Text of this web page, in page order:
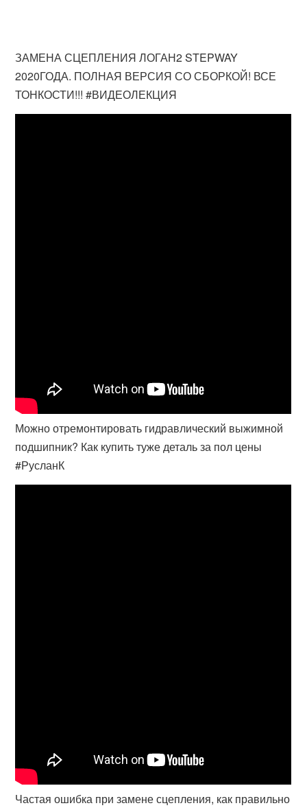
ЗАМЕНА СЦЕПЛЕНИЯ ЛОГАН2 STEPWAY
2020ГОДА. ПОЛНАЯ ВЕРСИЯ СО СБОРКОЙ! ВСЕ
ТОНКОСТИ!!! #ВИДЕОЛЕКЦИЯ
Можно отремонтировать гидравлический выжимной
подшипник? Как купить туже деталь за пол цены
#РусланК
Частая ошибка при замене сцепления, как правильно